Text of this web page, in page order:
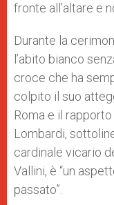
fronte all’altare e
Durante la
l’abito bianco
croce che ha
colpito il suo
Roma e il
Lombardi,
cardinale vicario
Vallini, è “un
passato”.